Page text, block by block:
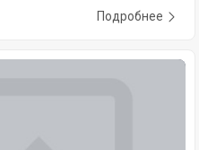
Подробнее